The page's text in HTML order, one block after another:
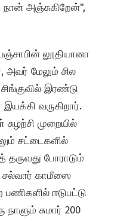
நான் அஞ்சுகிறேன்",
லூதியானா
அவர் மேலும் சில
இரண்டு
வருகிறார்.
முறையில்
சட்டைகளில்
போராடும்
சல்வார் காமீஸை
ஈடுபட்டு
சுமார் 200